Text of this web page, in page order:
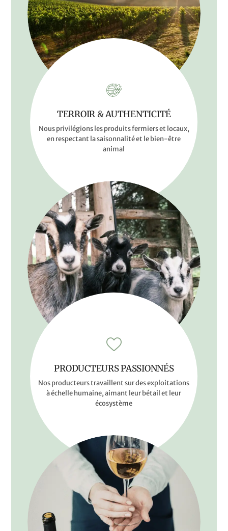
TERROIR & AUTHENTICITÉ
Nous privilégions les produits fermiers et locaux,
en respectant la saisonnalité et le bien-être
animal
PRODUCTEURS PASSIONNÉS
Nos producteurs travaillent sur des exploitations
à échelle humaine, aimant leur bétail et leur
écosystème